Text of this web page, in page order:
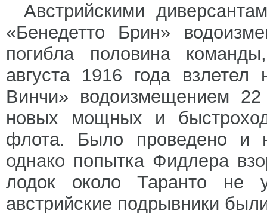
Австрийскими
«Бенедетто Брин»
погибла половина
августа 1916 года
Винчи» водоизмещением
новых мощных и
флота. Было проведено и
однако попытка Фидлера
лодок около Таранто не
австрийские подрывники